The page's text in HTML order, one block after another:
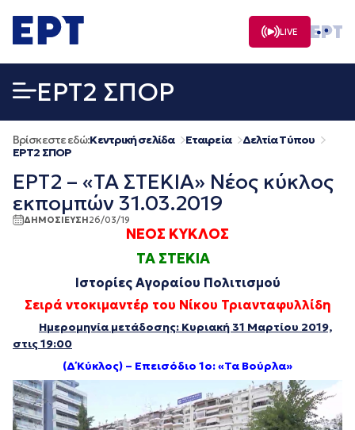
σε
περιεχόμενο
LIVE
EΡΤ2 ΣΠΟΡ
Βρίσκεστε εδώ:Κεντρική σελίδα Εταιρεία
Δελτία Τύπου
EΡΤ2 ΣΠΟΡ
ΕΡΤ2 – «ΤΑ ΣΤΕΚΙΑ» Νέος κύκλος
εκπομπών 31.03.2019
ΔΗΜΟΣΙΕΥΣΗ26/03/19
ΝΕΟΣ ΚΥΚΛΟΣ
ΤΑ ΣΤΕΚΙΑ
Ιστορίες Αγοραίου Πολιτισμού
Σειρά ντοκιμαντέρ του Νίκου Τριανταφυλλίδη
Ημερομηνία μετάδοσης: Κυριακή 31 Μαρτίου 2019,
στις 19:00
(Δ΄ Κύκλος) – Επεισόδιο 1ο: «Τα Βούρλα»